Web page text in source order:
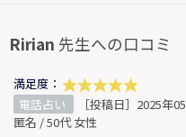
Ririan 先生への口コミ
満足度：
電話占い
［投稿日］2025年
匿名 / 50代 女性